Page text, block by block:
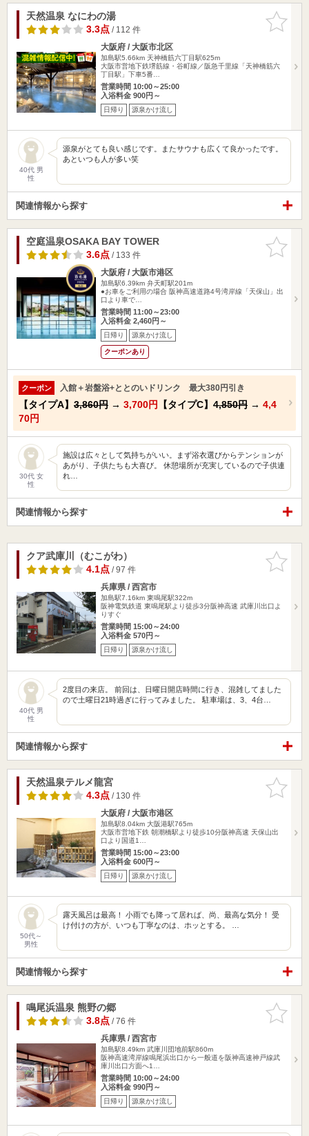
お気に入
りに追加
天然温泉 なにわの湯
3.3点/ 112 件
大阪府 / 大阪市北区
加島駅5.66km 天神橋筋六丁目駅625m
大阪市営地下鉄堺筋線・谷町線／阪急千里線「天神橋筋六
丁目駅」下車5番…
営業時間 10:00～25:00
入浴料金 900円～
日帰り 源泉かけ流し
40代 男
性
源泉がとても良い感じです。またサウナも広くて良かったです。
あといつも人が多い笑
関連情報から探す
お気に入
りに追加
空庭温泉OSAKA BAY TOWER
3.6点/ 133 件
大阪府 / 大阪市港区
加島駅6.39km 弁天町駅201m
●お車をご利用の場合 阪神高速道路4号湾岸線「天保山」出
口より車で…
営業時間 11:00～23:00
入浴料金 2,460円～
日帰り 源泉かけ流し
クーポンあり
クーポン 入館＋岩盤浴+ととのいドリンク 最大380円引き
【タイプA】 3,860円 → 3,700円 【タイプC】 4,850円 → 4,4
70円
30代 女
性
施設は広々として気持ちがいい。まず浴衣選びからテンションが
あがり、子供たちも大喜び。 休憩場所が充実しているので子供連
れ…
関連情報から探す
お気に入
りに追加
クア武庫川（むこがわ）
4.1点/ 97 件
兵庫県 / 西宮市
加島駅7.16km 東鳴尾駅322m
阪神電気鉄道 東鳴尾駅より徒歩3分阪神高速 武庫川出口よ
りすぐ
営業時間 15:00～24:00
入浴料金 570円～
日帰り 源泉かけ流し
40代 男
性
2度目の来店。 前回は、日曜日開店時間に行き、混雑してました
ので土曜日21時過ぎに行ってみました。 駐車場は、3、4台…
関連情報から探す
お気に入
りに追加
天然温泉テルメ龍宮
4.3点/ 130 件
大阪府 / 大阪市港区
加島駅8.04km 大阪港駅765m
大阪市営地下鉄 朝潮橋駅より徒歩10分阪神高速 天保山出
口より国道1…
営業時間 15:00～23:00
入浴料金 600円～
日帰り 源泉かけ流し
50代～
男性
露天風呂は最高！ 小雨でも降って居れば、尚、最高な気分！ 受
け付けの方が、いつも丁寧なのは、ホッとする。 …
関連情報から探す
お気に入
りに追加
鳴尾浜温泉 熊野の郷
3.8点/ 76 件
兵庫県 / 西宮市
加島駅8.49km 武庫川団地前駅860m
阪神高速湾岸線鳴尾浜出口から一般道を阪神高速神戸線武
庫川出口方面へ1…
営業時間 10:00～24:00
入浴料金 990円～
日帰り 源泉かけ流し